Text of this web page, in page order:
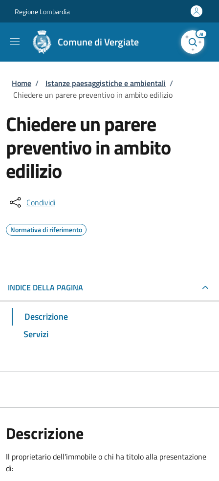
Regione Lombardia
Comune di Vergiate
AI
Briciole di pane
Home / Istanze paesaggistiche e ambientali /
Chiedere un parere preventivo in ambito edilizio
Chiedere un parere
preventivo in ambito
edilizio
Condividi
Normativa di riferimento
INDICE DELLA PAGINA
Descrizione
Servizi
Descrizione
Il proprietario dell'immobile o chi ha titolo alla presentazione
di: